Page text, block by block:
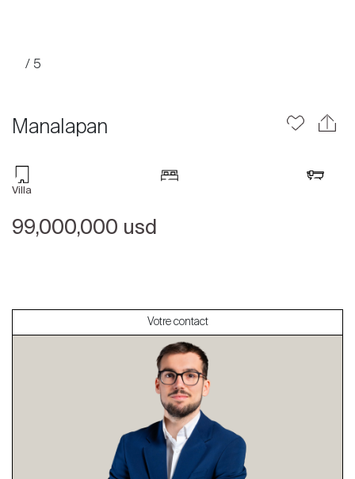
Acheter
International
À propos
Nos experts
Contacter
/ 5
Manalapan
Villa
99,000,000 usd
Votre contact